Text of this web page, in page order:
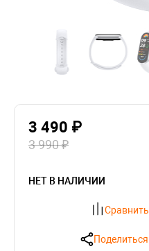
3 490 ₽
3 990 ₽
НЕТ В НАЛИЧИИ
Сравнить
Поделиться